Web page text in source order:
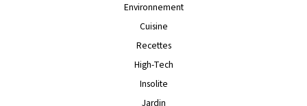
Environnement
Cuisine
Recettes
High-Tech
Insolite
Jardin